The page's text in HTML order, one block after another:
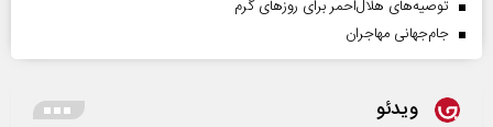
توصیه‌های هلال‌احمر برای روز‌های گرم
جام‌جهانی مهاجران
ویدئو